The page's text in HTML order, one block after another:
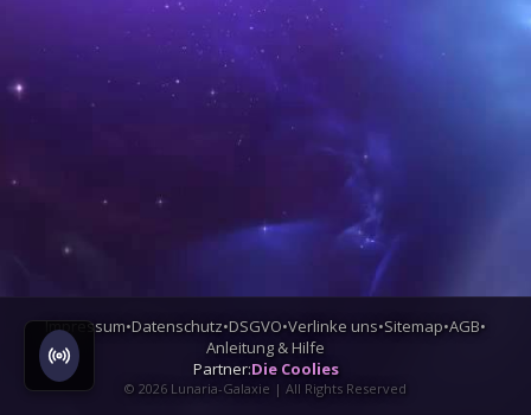
Impressum•Datenschutz•DSGVO•Verlinke uns•Sitemap•AGB•
Anleitung & Hilfe
Partner:Die Coolies
© 2026 Lunaria-Galaxie | All Rights Reserved